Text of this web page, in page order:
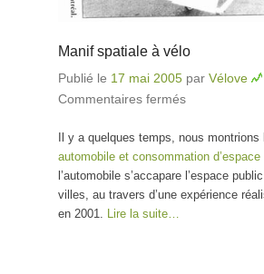
Manif spatiale à vélo
Publié le 17 mai 2005 par Vélove
Commentaires fermés
Il y a quelques temps, nous montrions
automobile et consommation d’espace
l’automobile s’accapare l’espace
villes, au travers d’une expérience
en 2001.
Lire la suite…